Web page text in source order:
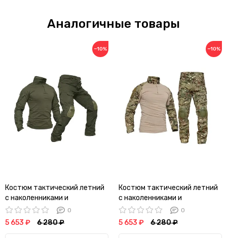
Аналогичные товары
−10%
Костюм тактический летний
с наколенниками и
налокотниками (олива)
0
5 653 ₽ 6 280 ₽
−10%
Костюм тактический летний
с наколенниками и
налокотниками (мультикам)
0
5 653 ₽ 6 280 ₽